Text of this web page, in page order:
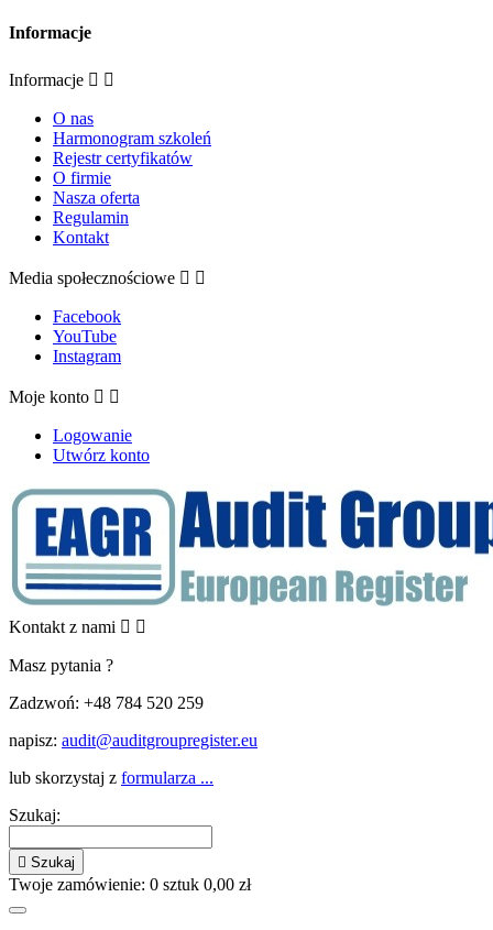
Informacje
Informacje  
O nas
Harmonogram szkoleń
Rejestr certyfikatów
O firmie
Nasza oferta
Regulamin
Kontakt
Media społecznościowe  
Facebook
YouTube
Instagram
Moje konto  
Logowanie
Utwórz konto
Kontakt z nami  
Masz pytania ?
Zadzwoń: +48 784 520 259
napisz: audit@auditgroupregister.eu
lub skorzystaj z formularza ...
Szukaj:
 Szukaj
Twoje zamówienie: 0 sztuk 0,00 zł